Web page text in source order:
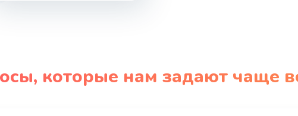
которые нам задают чаще